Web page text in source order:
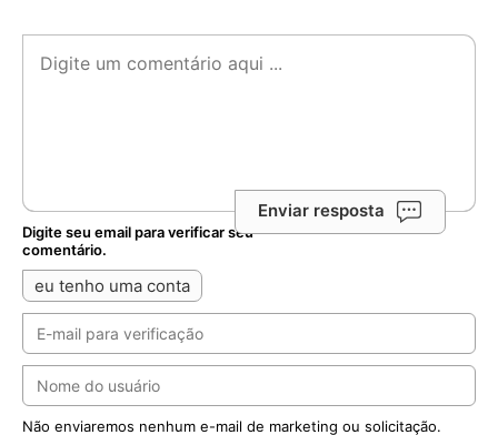
Enviar resposta
Digite seu email para verificar seu
comentário.
eu tenho uma conta
Não enviaremos nenhum e-mail de marketing ou solicitação.